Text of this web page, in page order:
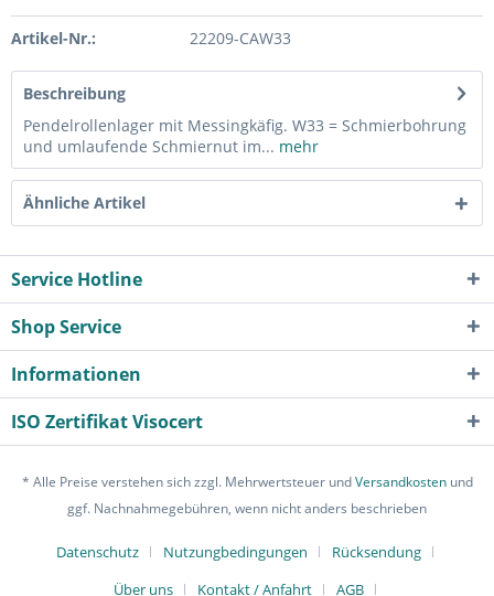
Artikel-Nr.: 22209-CAW33
Beschreibung
Pendelrollenlager mit Messingkäfig. W33 = Schmierbohrung
und umlaufende Schmiernut im... mehr
Ähnliche Artikel
Service Hotline
Shop Service
Informationen
ISO Zertifikat Visocert
* Alle Preise verstehen sich zzgl. Mehrwertsteuer undVersandkostenund
ggf. Nachnahmegebühren, wenn nicht anders beschrieben
Datenschutz Nutzungbedingungen
Rücksendung
Über uns
Kontakt / Anfahrt AGB